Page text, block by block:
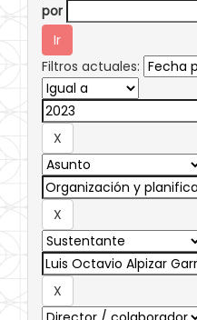
por
Filtros actuales: